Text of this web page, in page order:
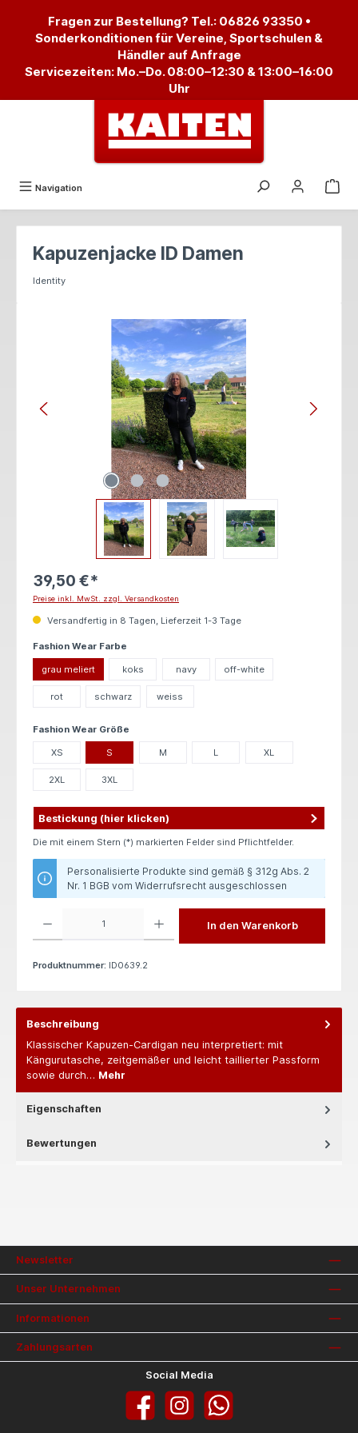
Fragen zur Bestellung? Tel.: 06826 93350 •
Sonderkonditionen für Vereine, Sportschulen &
Händler auf Anfrage
Servicezeiten: Mo.–Do. 08:00–12:30 & 13:00–16:00
Uhr
Navigation
Kapuzenjacke ID Damen
Identity
Bildergalerie überspringen
39,50 €*
Preise inkl. MwSt. zzgl. Versandkosten
Versandfertig in 8 Tagen, Lieferzeit 1-3 Tage
Fashion Wear Farbe
grau meliert koks navy off-white
rot schwarz weiss
Fashion Wear Größe
XS S M L XL
2XL 3XL
Bestickung (hier klicken)
Die mit einem Stern (*) markierten Felder sind Pflichtfelder.
Personalisierte Produkte sind gemäß § 312g Abs. 2
Nr. 1 BGB vom Widerrufsrecht ausgeschlossen
In den Warenkorb
Produktnummer: ID0639.2
Beschreibung
Klassischer Kapuzen-Cardigan neu interpretiert: mit
Kängurutasche, zeitgemäßer und leicht taillierter Passform
sowie durch… Mehr
Eigenschaften
Bewertungen
Newsletter
Unser Unternehmen
Informationen
Zahlungsarten
Social Media
Facebook InstagramWhatsApp